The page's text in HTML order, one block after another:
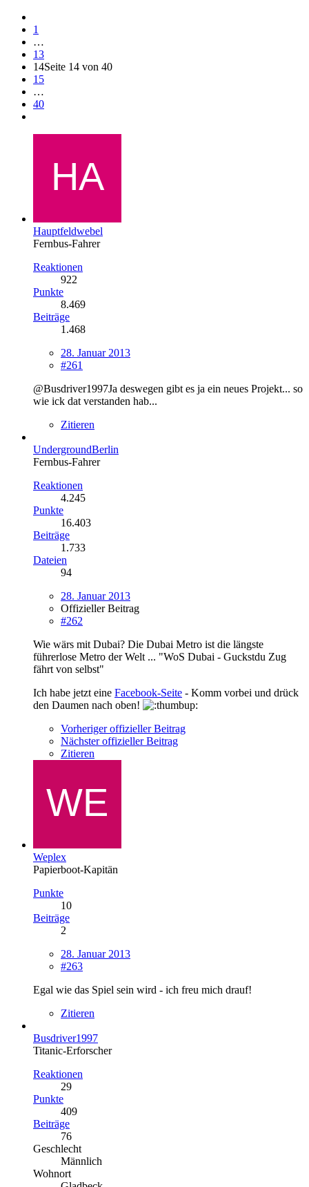
1
…
13
14Seite 14 von 40
15
…
40
Hauptfeldwebel
Fernbus-Fahrer
Reaktionen
922
Punkte
8.469
Beiträge
1.468
28. Januar 2013
#261
@Busdriver1997Ja deswegen gibt es ja ein neues Projekt... so
wie ick dat verstanden hab...
Zitieren
UndergroundBerlin
Fernbus-Fahrer
Reaktionen
4.245
Punkte
16.403
Beiträge
1.733
Dateien
94
28. Januar 2013
Offizieller Beitrag
#262
Wie wärs mit Dubai? Die Dubai Metro ist die längste
führerlose Metro der Welt ... "WoS Dubai - Guckstdu Zug
fährt von selbst"
Ich habe jetzt eine Facebook-Seite - Komm vorbei und drück
den Daumen nach oben!
Vorheriger offizieller Beitrag
Nächster offizieller Beitrag
Zitieren
Weplex
Papierboot-Kapitän
Punkte
10
Beiträge
2
28. Januar 2013
#263
Egal wie das Spiel sein wird - ich freu mich drauf!
Zitieren
Busdriver1997
Titanic-Erforscher
Reaktionen
29
Punkte
409
Beiträge
76
Geschlecht
Männlich
Wohnort